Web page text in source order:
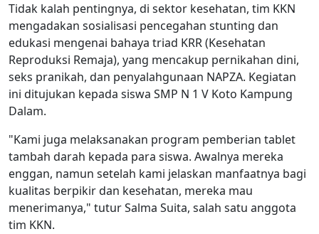
Tidak kalah pentingnya, di sektor kesehatan, tim KKN
mengadakan sosialisasi pencegahan stunting dan
edukasi mengenai bahaya triad KRR (Kesehatan
Reproduksi Remaja), yang mencakup pernikahan dini,
seks pranikah, dan penyalahgunaan NAPZA. Kegiatan
ini ditujukan kepada siswa SMP N 1 V Koto Kampung
Dalam.
"Kami juga melaksanakan program pemberian tablet
tambah darah kepada para siswa. Awalnya mereka
enggan, namun setelah kami jelaskan manfaatnya bagi
kualitas berpikir dan kesehatan, mereka mau
menerimanya," tutur Salma Suita, salah satu anggota
tim KKN.